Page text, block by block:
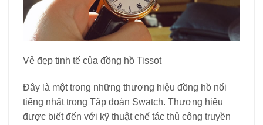
Vẻ đẹp tinh tế của đồng hồ Tissot
Đây là một trong những thương hiệu đồng hồ nổi
tiếng nhất trong Tập đoàn Swatch. Thương hiệu
được biết đến với kỹ thuật chế tác thủ công truyền